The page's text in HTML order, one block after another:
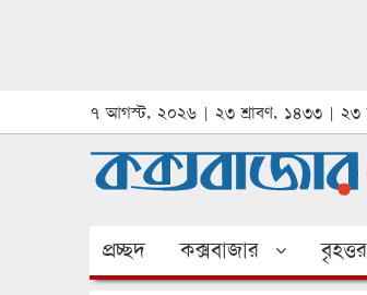
৭ আগস্ট, ২০২৬ | ২৩ শ্রাবণ, ১৪৩৩ |
প্রচ্ছদ কক্সবাজার